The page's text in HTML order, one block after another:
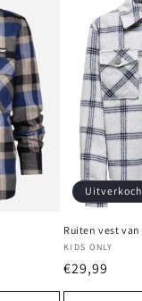
Ruiten vest
Verkoper:
KIDS ONLY
Normale
prijs
€29,99